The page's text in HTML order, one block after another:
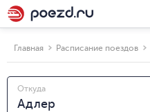
Главная Расписание поездов
Откуда